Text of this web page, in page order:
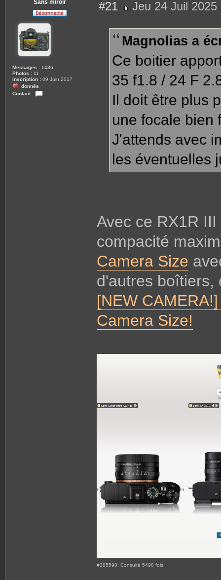
Sans miroir
Messages : 1436
Photos : 11
Inscription : 09 Juin 2017
donnés
Contact :
#21
e
a
g
Jeu 24 Juil 2025
Magnolias a
Ce boitier
35 f1.8 / 24 F
Il doit être plus
une focale bien
J'attends avec
les éventuelles
Avec ce RX1R
compacité
Camera Size
d'autres boîtiers,
[NEW
Camera Size!
#385590: Consulté 5498 fois